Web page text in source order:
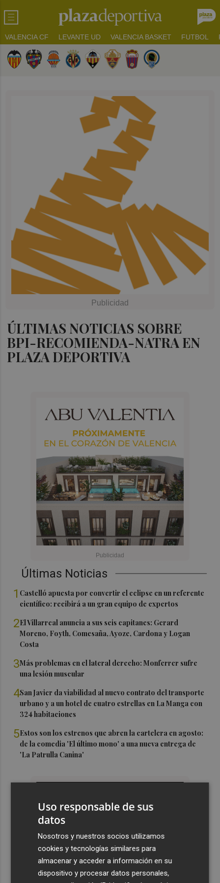
VALENCIA CF LEVANTE UD VALENCIA BASKET FUTBOL
ÚLTIMAS NOTICIAS SOBRE
BPI-RECOMIENDA-NATRA EN
PLAZA DEPORTIVA
Últimas Noticias
1 Castelló apuesta por convertir el eclipse en un referente
científico: recibirá a un gran equipo de expertos
2El Villarreal anuncia a sus seis capitanes: Gerard
Moreno, Foyth, Comesaña, Ayoze, Cardona y Logan
Costa
3Más problemas en el lateral derecho: Monferrer sufre
una lesión muscular
4San Javier da viabilidad al nuevo contrato del transporte
urbano y a un hotel de cuatro estrellas en La Manga con
324 habitaciones
5Estos son los estrenos que abren la cartelera en agosto:
de la comedia 'El último mono' a una nueva entrega de
'La Patrulla Canina'
Uso responsable de sus
datos
Nosotros y nuestros socios utilizamos
cookies y tecnologías similares para
almacenar y acceder a información en su
dispositivo y procesar datos personales,